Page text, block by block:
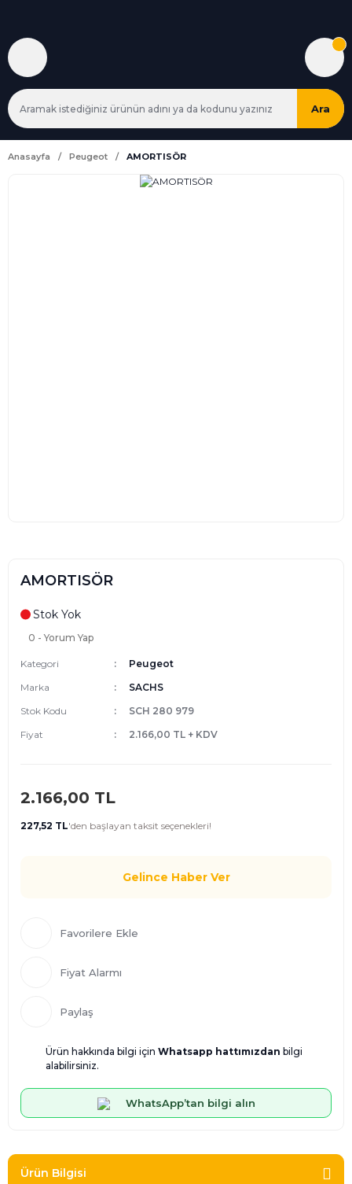
Ara
Anasayfa Peugeot AMORTISÖR
AMORTISÖR
Stok Yok
0 - Yorum Yap
Kategori
Peugeot
Marka
SACHS
Stok Kodu
SCH 280 979
Fiyat
2.166,00 TL + KDV
2.166,00 TL
227,52 TL'den başlayan taksit seçenekleri!
Gelince Haber Ver
Fiyat Alarmı
Paylaş
Ürün hakkında bilgi için Whatsapp hattımızdan bilgi
alabilirsiniz.
WhatsApp’tan bilgi alın
Ürün Bilgisi